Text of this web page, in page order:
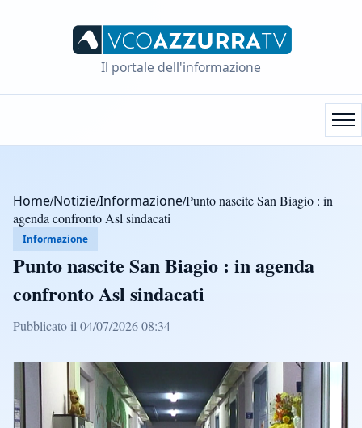
Il portale dell'informazione
Home/Notizie/Informazione/Punto nascite San Biagio : in
agenda confronto Asl sindacati
Informazione
Punto nascite San Biagio : in agenda
confronto Asl sindacati
Pubblicato il 04/07/2026 08:34